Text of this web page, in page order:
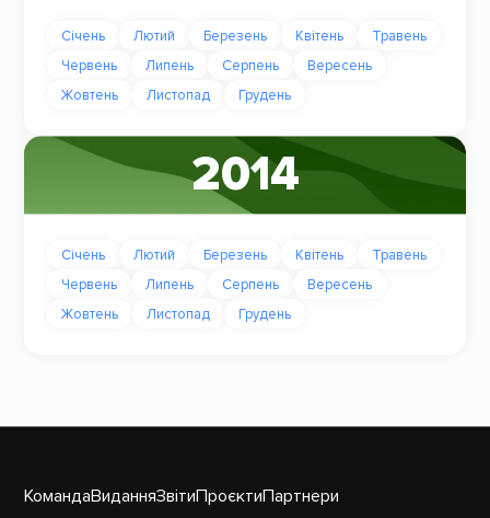
Січень Лютий Березень Квітень
Травень
Червень
Липень Серпень
Вересень
Жовтень
Листопад Грудень
2014
Січень Лютий Березень Квітень
Травень
Червень
Липень Серпень
Вересень
Жовтень
Листопад Грудень
КомандаВиданняЗвітиПроєктиПартнери